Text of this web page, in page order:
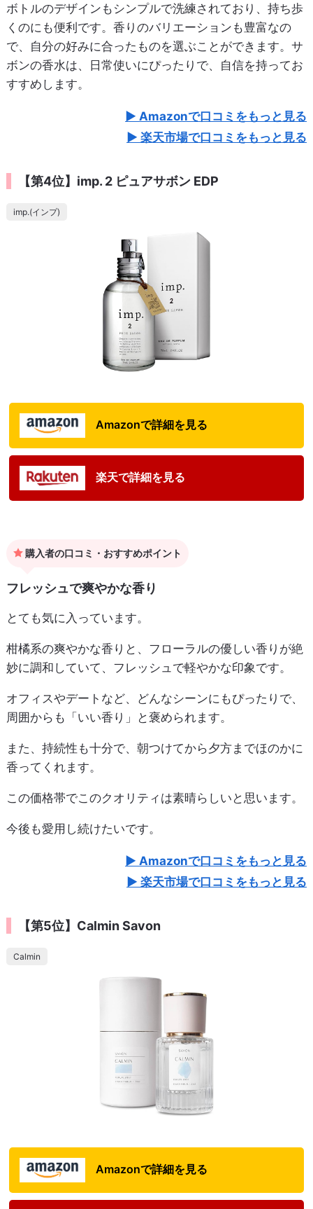
ボトルのデザインもシンプルで洗練されており、持ち歩
くのにも便利です。香りのバリエーションも豊富なの
で、自分の好みに合ったものを選ぶことができます。サ
ボンの香水は、日常使いにぴったりで、自信を持ってお
すすめします。
Amazonで口コミをもっと見る
楽天市場で口コミをもっと見る
【第4位】imp. 2 ピュアサボン EDP
imp.(インプ)
Amazonで詳細を見る
楽天で詳細を見る
購入者の口コミ・おすすめポイント
フレッシュで爽やかな香り
とても気に入っています。
柑橘系の爽やかな香りと、フローラルの優しい香りが絶
妙に調和していて、フレッシュで軽やかな印象です。
オフィスやデートなど、どんなシーンにもぴったりで、
周囲からも「いい香り」と褒められます。
また、持続性も十分で、朝つけてから夕方までほのかに
香ってくれます。
この価格帯でこのクオリティは素晴らしいと思います。
今後も愛用し続けたいです。
Amazonで口コミをもっと見る
楽天市場で口コミをもっと見る
【第5位】Calmin Savon
Calmin
Amazonで詳細を見る